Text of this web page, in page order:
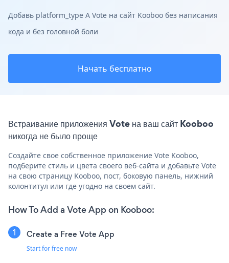
Добавь platform_type A Vote на сайт Kooboo без написания
кода и без головной боли
Начать бесплатно
Встраивание приложения Vote на ваш сайт Kooboo
никогда не было проще
Создайте свое собственное приложение Vote Kooboo,
подберите стиль и цвета своего веб-сайта и добавьте Vote
на свою страницу Kooboo, пост, боковую панель, нижний
колонтитул или где угодно на своем сайт.
How To Add a Vote App on Kooboo:
Create a Free Vote App
Start for free now